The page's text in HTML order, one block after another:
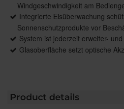
Windgeschwindigkeit am
Integrierte Eisüberwachung
Sonnenschutzprodukte vor
System ist jederzeit erweiter-
Glasoberfläche setzt optische
Product details